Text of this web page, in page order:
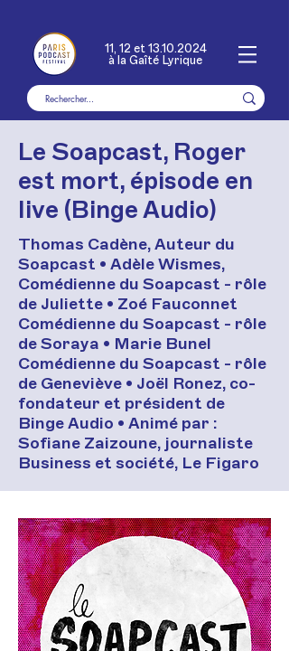
11, 12 et 13.10.2024
à la Gaîté Lyrique
Le Soapcast, Roger
est mort, épisode en
live (Binge Audio)
Thomas Cadène, Auteur du
Soapcast • Adèle Wismes,
Comédienne du Soapcast - rôle
de Juliette • Zoé Fauconnet
Comédienne du Soapcast - rôle
de Soraya • Marie Bunel
Comédienne du Soapcast - rôle
de Geneviève • Joël Ronez, co-
fondateur et président de
Binge Audio • Animé par :
Sofiane Zaizoune, journaliste
Business et société, Le Figaro